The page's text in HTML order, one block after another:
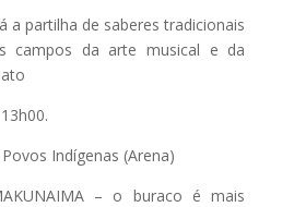
a partilha de saberes tradicionais
campos da arte musical e da
Indígenas (Arena)
– o buraco é mais